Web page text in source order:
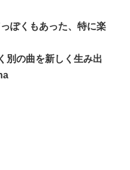
ぽくもあった、特に楽
別の曲を新しく生み出